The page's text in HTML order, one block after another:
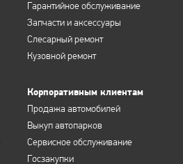
Гарантийное обслуживание
Запчасти и аксессуары
Слесарный ремонт
Кузовной ремонт
Корпоративным клиентам
Продажа автомобилей
Выкуп автопарков
Сервисное обслуживание
Госзакупки